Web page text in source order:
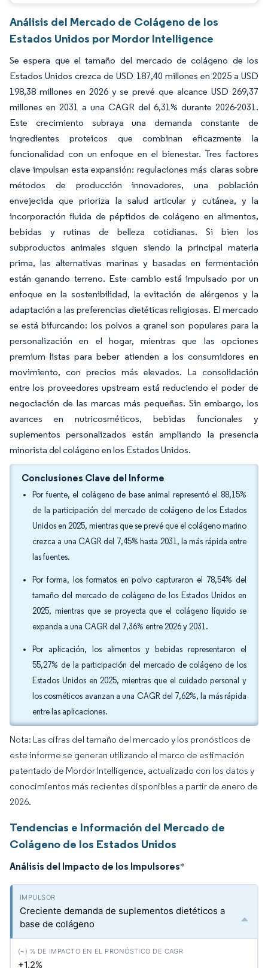
Análisis del Mercado de Colágeno de los
Estados Unidos por Mordor Intelligence
Se espera que el tamaño del mercado de colágeno de los
Estados Unidos crezca de USD 187,40 millones en 2025 a USD
198,38 millones en 2026 y se prevé que alcance USD 269,37
millones en 2031 a una CAGR del 6,31% durante 2026-2031.
Este crecimiento subraya una demanda constante de
ingredientes proteicos que combinan eficazmente la
funcionalidad con un enfoque en el bienestar. Tres factores
clave impulsan esta expansión: regulaciones más claras sobre
métodos de producción innovadores, una población
envejecida que prioriza la salud articular y cutánea, y la
incorporación fluida de péptidos de colágeno en alimentos,
bebidas y rutinas de belleza cotidianas. Si bien los
subproductos animales siguen siendo la principal materia
prima, las alternativas marinas y basadas en fermentación
están ganando terreno. Este cambio está impulsado por un
enfoque en la sostenibilidad, la evitación de alérgenos y la
adaptación a las preferencias dietéticas religiosas. El mercado
se está bifurcando: los polvos a granel son populares para la
personalización en el hogar, mientras que las opciones
premium listas para beber atienden a los consumidores en
movimiento, con precios más elevados. La consolidación
entre los proveedores upstream está reduciendo el poder de
negociación de las marcas más pequeñas. Sin embargo, los
avances en nutricosméticos, bebidas funcionales y
suplementos personalizados están ampliando la presencia
minorista del colágeno en los Estados Unidos.
Conclusiones Clave del Informe
Por fuente, el colágeno de base animal representó el 88,15%
de la participación del mercado de colágeno de los Estados
Unidos en 2025, mientras que se prevé que el colágeno marino
crezca a una CAGR del 7,45% hasta 2031, la más rápida entre
las fuentes.
Por forma, los formatos en polvo capturaron el 78,54% del
tamaño del mercado de colágeno de los Estados Unidos en
2025, mientras que se proyecta que el colágeno líquido se
expanda a una CAGR del 7,36% entre 2026 y 2031.
Por aplicación, los alimentos y bebidas representaron el
55,27% de la participación del mercado de colágeno de los
Estados Unidos en 2025, mientras que el cuidado personal y
los cosméticos avanzan a una CAGR del 7,62%, la más rápida
entre las aplicaciones.
Nota: Las cifras del tamaño del mercado y los pronósticos de
este informe se generan utilizando el marco de estimación
patentado de Mordor Intelligence, actualizado con los datos y
conocimientos más recientes disponibles a partir de enero de
2026.
Tendencias e Información del Mercado de
Colágeno de los Estados Unidos
Análisis del Impacto de los Impulsores*
Creciente demanda de suplementos dietéticos a
base de colágeno
+1.2%